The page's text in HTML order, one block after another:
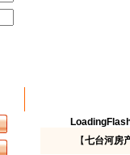
【七台河房